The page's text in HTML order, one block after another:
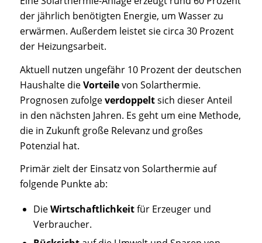
der jährlich benötigten Energie, um Wasser zu
erwärmen. Außerdem leistet sie circa 30 Prozent
der Heizungsarbeit.
Aktuell nutzen ungefähr 10 Prozent der deutschen
Haushalte dieVorteilevon Solarthermie.
Prognosen zufolgeverdoppeltsich dieser Anteil
in den nächsten Jahren. Es geht um eine Methode,
die in Zukunft große Relevanz und großes
Potenzial hat.
Primär zielt der Einsatz von Solarthermie auf
folgende Punkte ab:
DieWirtschaftlichkeitfür Erzeuger und
Verbraucher.